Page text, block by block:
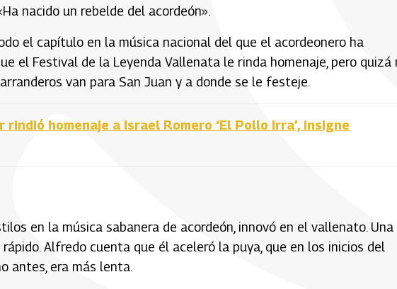
nacido un rebelde del acordeón».
el capítulo en la música nacional del que el acordeonero ha
el Festival de la Leyenda Vallenata le rinda homenaje, pero quizá
van para San Juan y a donde se le festeje.
rindió homenaje a Israel Romero ‘El Pollo Irra’, insigne
en la música sabanera de acordeón, innovó en el vallenato. Una
Alfredo cuenta que él aceleró la puya, que en los inicios del
antes, era más lenta.